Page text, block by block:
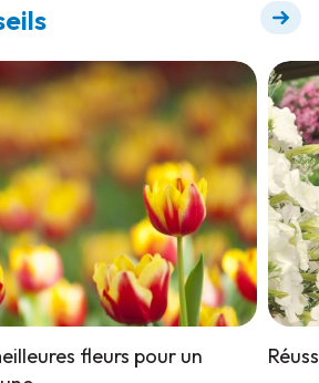
fleurs pour un